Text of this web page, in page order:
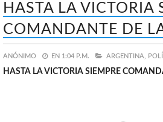
HASTA LA VICTORIA
COMANDANTE DE
ANÓNIMO EN 1:04 P.M. ARGENTINA,
HASTA LA VICTORIA SIEMPRE